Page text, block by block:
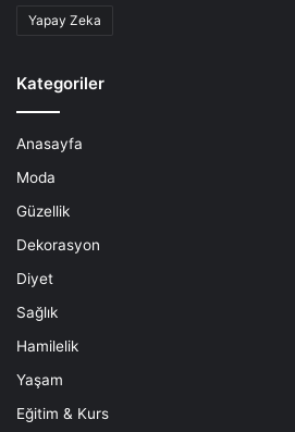
Yapay Zeka
Kategoriler
Anasayfa
Moda
Güzellik
Dekorasyon
Diyet
Sağlık
Hamilelik
Yaşam
Eğitim & Kurs